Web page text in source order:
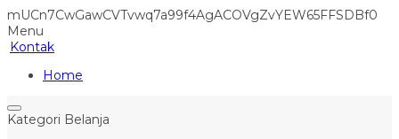
mUCn7CwGawCVTvwq7a99f4AgACOVgZvYEW65FFSDBf0
Menu
Kontak
Home
Kategori Belanja